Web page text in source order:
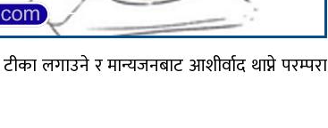
लगाउने र मान्यजनबाट आशीर्वाद थाप्ने परम्परा